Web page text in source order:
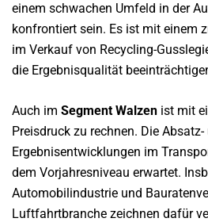
einem schwachen Umfeld in der
konfrontiert sein. Es ist mit einem
im Verkauf von Recycling-
die Ergebnisqualität
Auch im Segment Walzen ist mit
Preisdruck zu rechnen. Die Absatz-
Ergebnisentwicklungen im
dem Vorjahresniveau erwartet.
Automobilindustrie und
Luftfahrtbranche zeichnen dafür